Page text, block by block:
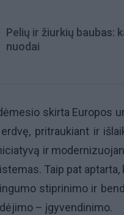
Pelių ir žiurkių baubas:
nuodai
skirta Europos
pritraukiant ir
ir
Taip pat
stiprinimo ir
– įgyvendinimo.